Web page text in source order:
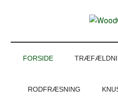
menu
primær
sidebar
footer
WoodCut
park
FORSIDE
RODFRÆSNING